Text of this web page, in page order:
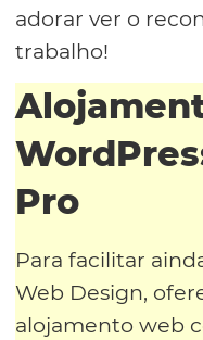
adorar ver o
trabalho!
Pro
Para facilitar
Web Design,
alojamento web